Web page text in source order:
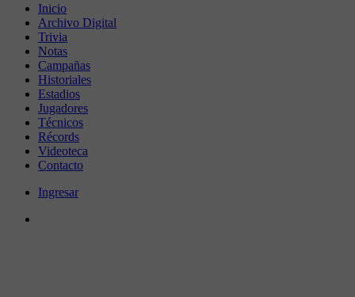
Inicio
Archivo Digital
Trivia
Notas
Campañas
Historiales
Estadios
Jugadores
Técnicos
Récords
Videoteca
Contacto
Ingresar